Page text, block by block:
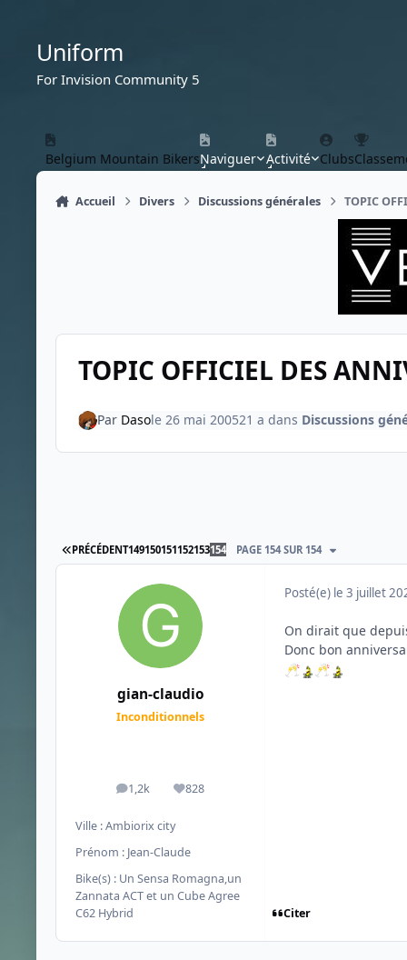
Uniform
For Invision Community 5
Belgium Mountain BikersNaviguer Activité Clubs
Accueil Divers Discussions générales TOPIC
TOPIC OFFICIEL DES
Par Dasole 26 mai 200521 a dans Discussions
PREMIÈRE PAGE
PRÉCÉDENT149150151152153154 PAGE 154 SUR 154
gian-claudio
Inconditionnels
1,2k
messages828
Réputation
Ville :Ambiorix city
Prénom : Jean-Claude
Bike(s) : Un Sensa Romagna,un
Zannata ACT et un Cube Agree
C62 Hybrid
Posté(e) le 3 juillet
On dirait que
Donc bon
🥂
🥂
Citer